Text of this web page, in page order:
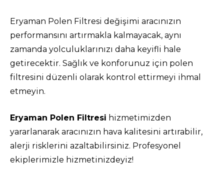
Eryaman Polen Filtresi değişimi aracınızın
performansını artırmakla kalmayacak, aynı
zamanda yolculuklarınızı daha keyifli hale
getirecektir. Sağlık ve konforunuz için polen
filtresini düzenli olarak kontrol ettirmeyi ihmal
etmeyin.
Eryaman Polen Filtresi hizmetimizden
yararlanarak aracınızın hava kalitesini artırabilir,
alerji risklerini azaltabilirsiniz. Profesyonel
ekiplerimizle hizmetinizdeyiz!